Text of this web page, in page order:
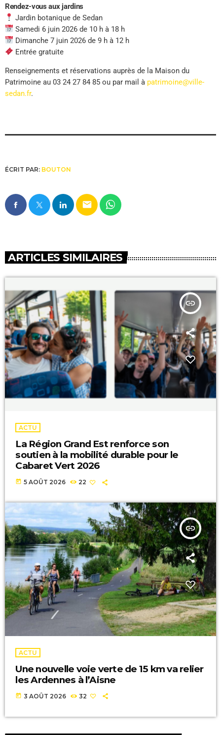
Rendez-vous aux jardins
Jardin botanique de Sedan
Samedi 6 juin 2026 de 10 h à 18 h
Dimanche 7 juin 2026 de 9 h à 12 h
Entrée gratuite
Renseignements et réservations auprès de la Maison du
Patrimoine au 03 24 27 84 85 ou par mail à patrimoine@ville-
sedan.fr.
ÉCRIT PAR: BOUTON
email
ARTICLES SIMILAIRES
insert_link
ACTU
La Région Grand Est renforce son
soutien à la mobilité durable pour le
Cabaret Vert 2026
today 5 AOÛT 2026 22
insert_link
ACTU
Une nouvelle voie verte de 15 km va relier
les Ardennes à l’Aisne
today 3 AOÛT 2026 32